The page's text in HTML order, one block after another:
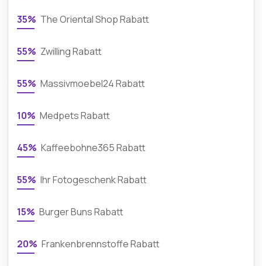
35% The Oriental Shop Rabatt
55% Zwilling Rabatt
55% Massivmoebel24 Rabatt
10% Medpets Rabatt
45% Kaffeebohne365 Rabatt
55% Ihr Fotogeschenk Rabatt
15% Burger Buns Rabatt
20% Frankenbrennstoffe Rabatt